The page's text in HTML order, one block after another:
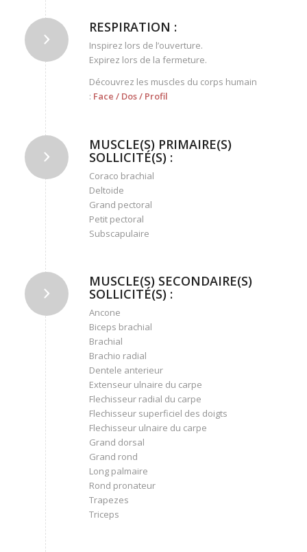
RESPIRATION :
Inspirez lors de l’ouverture.
Expirez lors de la fermeture.
Découvrez les muscles du corps humain
: Face / Dos/ Profil
MUSCLE(S) PRIMAIRE(S)
SOLLICITÉ(S) :
Coraco brachial
Deltoide
Grand pectoral
Petit pectoral
Subscapulaire
MUSCLE(S) SECONDAIRE(S)
SOLLICITÉ(S) :
Ancone
Biceps brachial
Brachial
Brachio radial
Dentele anterieur
Extenseur ulnaire du carpe
Flechisseur radial du carpe
Flechisseur superficiel des doigts
Flechisseur ulnaire du carpe
Grand dorsal
Grand rond
Long palmaire
Rond pronateur
Trapezes
Triceps